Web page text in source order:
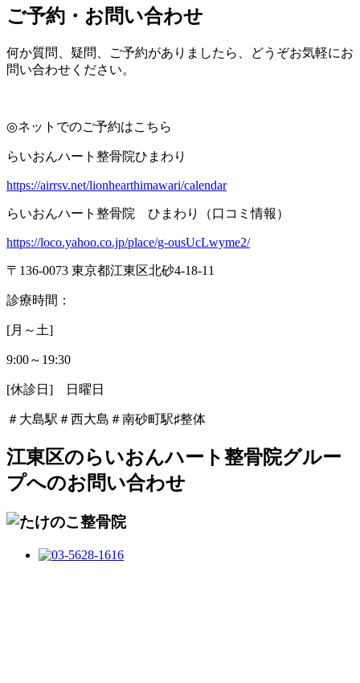
ご予約・お問い合わせ
何か質問、疑問、ご予約がありましたら、どうぞお気軽にお
問い合わせください。
◎ネットでのご予約はこちら
らいおんハート整骨院ひまわり
https://airrsv.net/lionhearthimawari/calendar
らいおんハート整骨院 ひまわり（口コミ情報）
https://loco.yahoo.co.jp/place/g-ousUcLwyme2/
〒 136-0073 東京都江東区北砂4-18-11
診療時間：
[月～土]
9:00～ 19:30
[休診日 ] 日曜日
＃大島駅＃西大島＃南砂町駅♯整体
江東区のらいおんハート整骨院グルー
プへのお問い合わせ